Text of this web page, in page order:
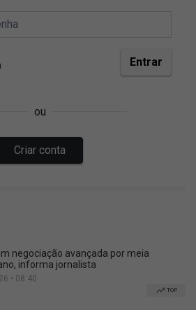
negociação avançada por meia
informa jornalista
• 08:40
TOP